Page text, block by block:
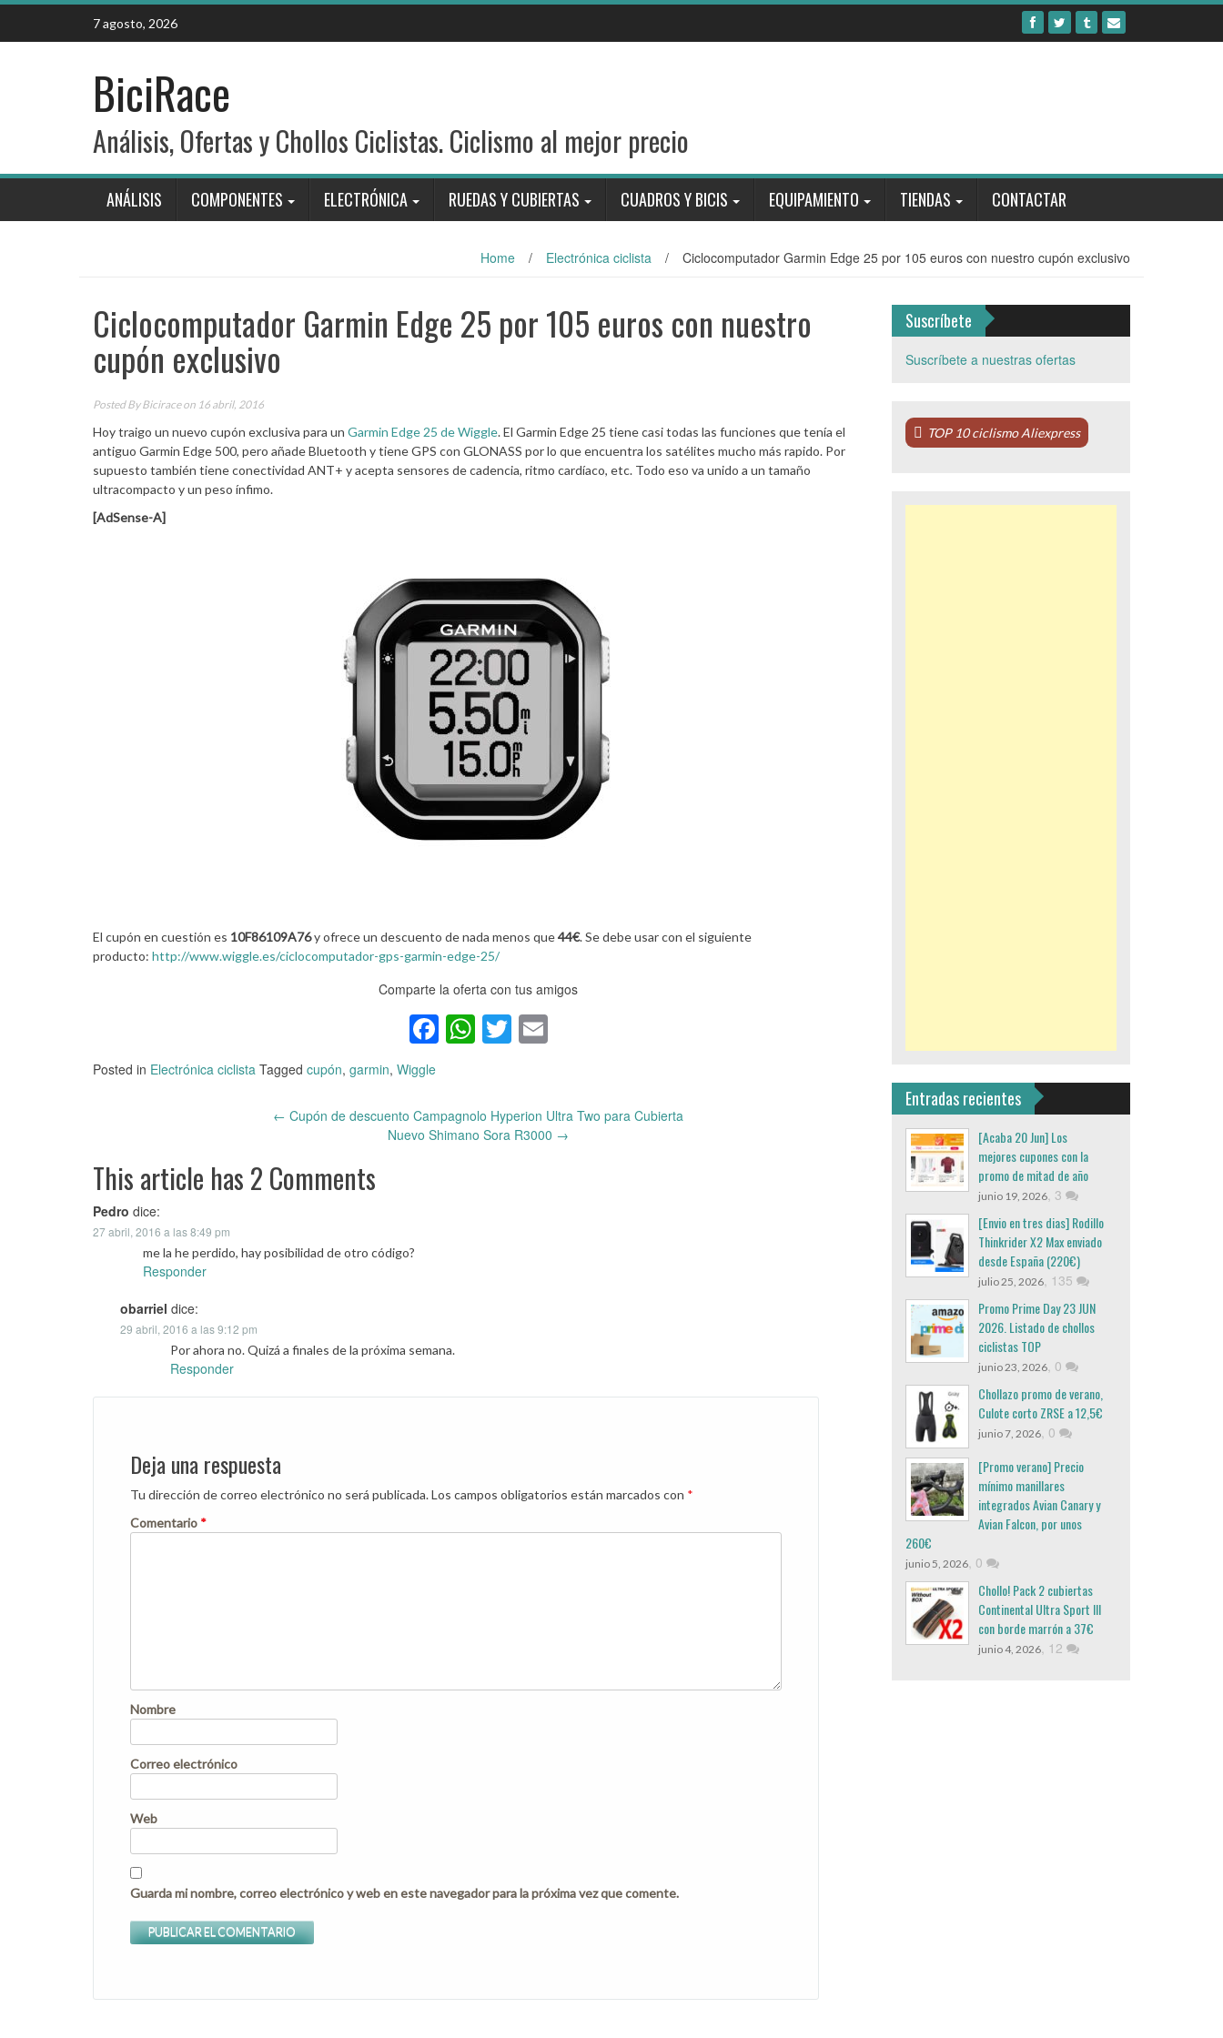
Skip
content
7 agosto, 2026
BiciRace
Análisis, Ofertas y Chollos Ciclistas. Ciclismo al mejor precio
ANÁLISIS COMPONENTES ELECTRÓNICA RUEDAS Y CUBIERTAS CUADROS Y BICIS EQUIPAMIENTO TIENDAS CONTACTAR
Home / Electrónica ciclista / Ciclocomputador Garmin Edge 25 por 105 euros con nuestro cupón exclusivo
Ciclocomputador Garmin Edge 25 por 105 euros con nuestro
cupón exclusivo
Posted ByBiciraceon 16 abril, 2016
Hoy traigo un nuevo cupón exclusiva para un Garmin Edge 25 de Wiggle. El Garmin Edge 25 tiene casi todas las funciones que tenía el
antiguo Garmin Edge 500, pero añade Bluetooth y tiene GPS con GLONASS por lo que encuentra los satélites mucho más rapido. Por
supuesto también tiene conectividad ANT+ y acepta sensores de cadencia, ritmo cardíaco, etc. Todo eso va unido a un tamaño
ultracompacto y un peso ínfimo.
[AdSense-A]
El cupón en cuestión es 10F86109A76y ofrece un descuento de nada menos que44€. Se debe usar con el siguiente
producto: http://www.wiggle.es/ciclocomputador-gps-garmin-edge-25/
Comparte la oferta con tus amigos
Facebook
WhatsApp
Twitter
Email
Posted in Electrónica ciclista Tagged cupón, garmin, Wiggle
navigation
← Cupón de descuento Campagnolo Hyperion Ultra Two para Cubierta
Nuevo Shimano Sora R3000 →
This article has 2 Comments
Pedro dice:
27 abril, 2016 a las 8:49 pm
me la he perdido, hay posibilidad de otro código?
Responder
obarriel dice:
29 abril, 2016 a las 9:12 pm
Por ahora no. Quizá a finales de la próxima semana.
Responder
Deja una respuesta
Tu dirección de correo electrónico no será publicada.Los campos obligatorios están marcados con *
Comentario *
Nombre
Correo electrónico
Web
Guarda mi nombre, correo electrónico y web en este navegador para la próxima vez que comente.
Suscríbete
Suscríbete a nuestras ofertas
TOP 10 ciclismo Aliexpress
Entradas recientes
[Acaba 20 Jun] Los
mejores cupones con la
promo de mitad de año
junio 19, 2026, 3
[Envio en tres dias] Rodillo
Thinkrider X2 Max enviado
desde España (220€)
julio 25, 2026, 135
Promo Prime Day 23 JUN
2026. Listado de chollos
ciclistas TOP
junio 23, 2026, 0
Chollazo promo de verano,
Culote corto ZRSE a 12,5€
junio 7, 2026, 0
[Promo verano] Precio
mínimo manillares
integrados Avian Canary y
Avian Falcon, por unos
260€
junio 5, 2026, 0
Chollo! Pack 2 cubiertas
Continental Ultra Sport III
con borde marrón a 37€
junio 4, 2026, 12